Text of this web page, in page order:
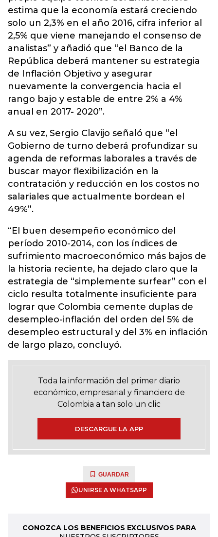
estima que la economía estará creciendo
solo un 2,3% en el año 2016, cifra inferior al
2,5% que viene manejando el consenso de
analistas” y añadió que “el Banco de la
República deberá mantener su estrategia
de Inflación Objetivo y asegurar
nuevamente la convergencia hacia el
rango bajo y estable de entre 2% a 4%
anual en 2017- 2020”.
A su vez, Sergio Clavijo señaló que “el
Gobierno de turno deberá profundizar su
agenda de reformas laborales a través de
buscar mayor flexibilización en la
contratación y reducción en los costos no
salariales que actualmente bordean el
49%”.
“El buen desempeño económico del
período 2010-2014, con los índices de
sufrimiento macroeconómico más bajos de
la historia reciente, ha dejado claro que la
estrategia de “simplemente surfear” con el
ciclo resulta totalmente insuficiente para
lograr que Colombia cemente duplas de
desempleo-inflación del orden del 5% de
desempleo estructural y del 3% en inflación
de largo plazo, concluyó.
Toda la información del primer diario
económico, empresarial y financiero de
Colombia a tan solo un clic
DESCARGUE LA APP
GUARDAR
UNIRSE A WHATSAPP
CONOZCA LOS BENEFICIOS EXCLUSIVOS PARA